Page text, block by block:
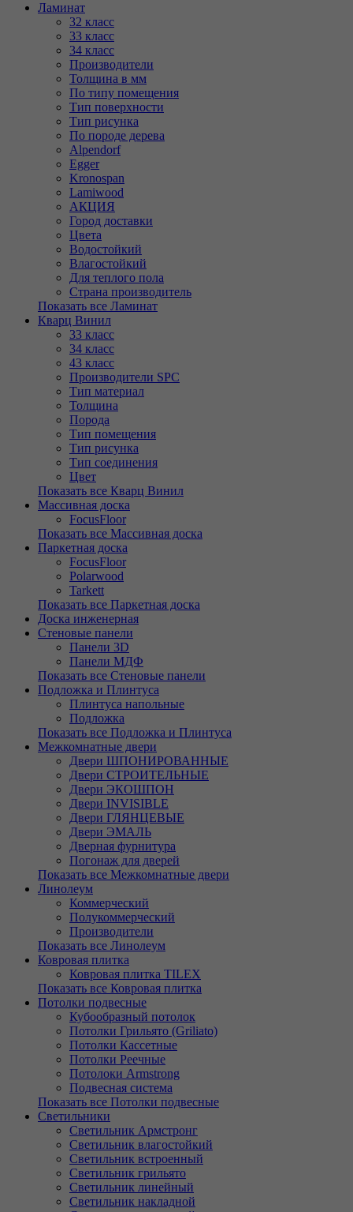
Ламинат
32 класс
33 класс
34 класс
Производители
Толщина в мм
По типу помещения
Тип поверхности
Тип рисунка
По породе дерева
Alpendorf
Egger
Kronospan
Lamiwood
АКЦИЯ
Город доставки
Цвета
Водостойкий
Влагостойкий
Для теплого пола
Страна производитель
Показать все Ламинат
Кварц Винил
33 класс
34 класс
43 класс
Производители SPC
Тип материал
Толщина
Порода
Тип помещения
Тип рисунка
Тип соединения
Цвет
Показать все Кварц Винил
Массивная доска
FocusFloor
Показать все Массивная доска
Паркетная доска
FocusFloor
Polarwood
Tarkett
Показать все Паркетная доска
Доска инженерная
Стеновые панели
Панели 3D
Панели МДФ
Показать все Стеновые панели
Подложка и Плинтуса
Плинтуса напольные
Подложка
Показать все Подложка и Плинтуса
Межкомнатные двери
Двери ШПОНИРОВАННЫЕ
Двери СТРОИТЕЛЬНЫЕ
Двери ЭКОШПОН
Двери INVISIBLE
Двери ГЛЯНЦЕВЫЕ
Двери ЭМАЛЬ
Дверная фурнитура
Погонаж для дверей
Показать все Межкомнатные двери
Линолеум
Коммерческий
Полукоммерческий
Производители
Показать все Линолеум
Ковровая плитка
Ковровая плитка TILEX
Показать все Ковровая плитка
Потолки подвесные
Кубообразный потолок
Потолки Грильято (Griliato)
Потолки Кассетные
Потолки Реечные
Потолоки Armstrong
Подвесная система
Показать все Потолки подвесные
Светильники
Светильник Армстронг
Светильник влагостойкий
Светильник встроенный
Светильник грильято
Светильник линейный
Светильник накладной